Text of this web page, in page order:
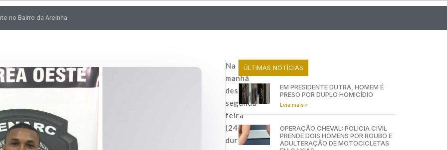
no Bairro da Areinha
Na
manhã
desta
segunda-
feira
(24)
durante
ÚLTIMAS NOTÍCIAS
EM PRESIDENTE DUTRA, HOMEM É
PRESO POR DUPLO HOMICÍDIO
Leia mais »
OPERAÇÃO CHEVAL: POLÍCIA CIVIL
PRENDE DOIS HOMENS POR ROUBO E
ADULTERAÇÃO DE MOTOCICLETAS